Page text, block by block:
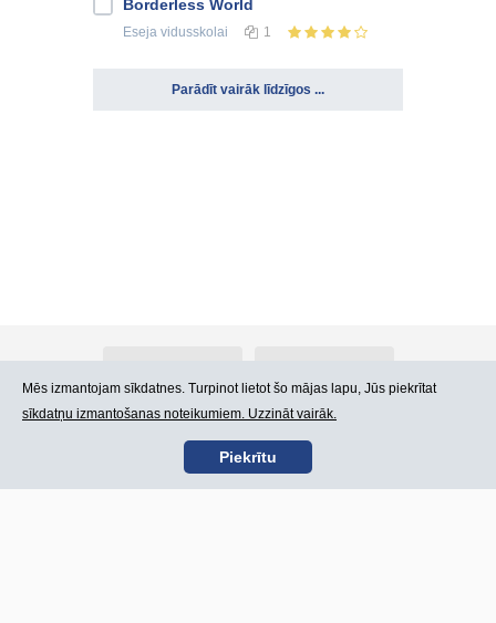
Borderless World
Eseja vidusskolai 1
Parādīt vairāk līdzīgos ...
Kontakti Lietošanas noteikumi
Mēs izmantojam sīkdatnes. Turpinot lietot šo mājas lapu, Jūs piekrītat
sīkdatņu izmantošanas noteikumiem. Uzzināt vairāk.
Piekrītu